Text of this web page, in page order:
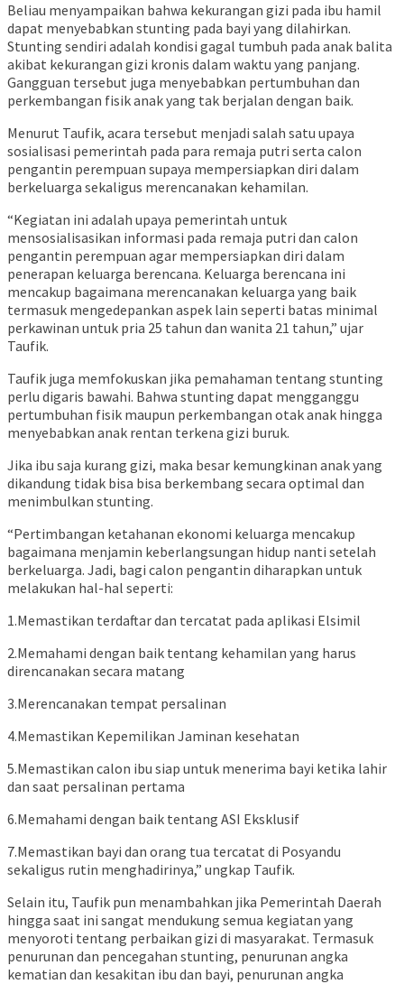
Beliau menyampaikan bahwa kekurangan gizi pada ibu hamil
dapat menyebabkan stunting pada bayi yang dilahirkan.
Stunting sendiri adalah kondisi gagal tumbuh pada anak balita
akibat kekurangan gizi kronis dalam waktu yang panjang.
Gangguan tersebut juga menyebabkan pertumbuhan dan
perkembangan fisik anak yang tak berjalan dengan baik.
Menurut Taufik, acara tersebut menjadi salah satu upaya
sosialisasi pemerintah pada para remaja putri serta calon
pengantin perempuan supaya mempersiapkan diri dalam
berkeluarga sekaligus merencanakan kehamilan.
“Kegiatan ini adalah upaya pemerintah untuk
mensosialisasikan informasi pada remaja putri dan calon
pengantin perempuan agar mempersiapkan diri dalam
penerapan keluarga berencana. Keluarga berencana ini
mencakup bagaimana merencanakan keluarga yang baik
termasuk mengedepankan aspek lain seperti batas minimal
perkawinan untuk pria 25 tahun dan wanita 21 tahun,” ujar
Taufik.
Taufik juga memfokuskan jika pemahaman tentang stunting
perlu digaris bawahi. Bahwa stunting dapat mengganggu
pertumbuhan fisik maupun perkembangan otak anak hingga
menyebabkan anak rentan terkena gizi buruk.
Jika ibu saja kurang gizi, maka besar kemungkinan anak yang
dikandung tidak bisa bisa berkembang secara optimal dan
menimbulkan stunting.
“Pertimbangan ketahanan ekonomi keluarga mencakup
bagaimana menjamin keberlangsungan hidup nanti setelah
berkeluarga. Jadi, bagi calon pengantin diharapkan untuk
melakukan hal-hal seperti:
1.Memastikan terdaftar dan tercatat pada aplikasi Elsimil
2.Memahami dengan baik tentang kehamilan yang harus
direncanakan secara matang
3.Merencanakan tempat persalinan
4.Memastikan Kepemilikan Jaminan kesehatan
5.Memastikan calon ibu siap untuk menerima bayi ketika lahir
dan saat persalinan pertama
6.Memahami dengan baik tentang ASI Eksklusif
7.Memastikan bayi dan orang tua tercatat di Posyandu
sekaligus rutin menghadirinya,” ungkap Taufik.
Selain itu, Taufik pun menambahkan jika Pemerintah Daerah
hingga saat ini sangat mendukung semua kegiatan yang
menyoroti tentang perbaikan gizi di masyarakat. Termasuk
penurunan dan pencegahan stunting, penurunan angka
kematian dan kesakitan ibu dan bayi, penurunan angka